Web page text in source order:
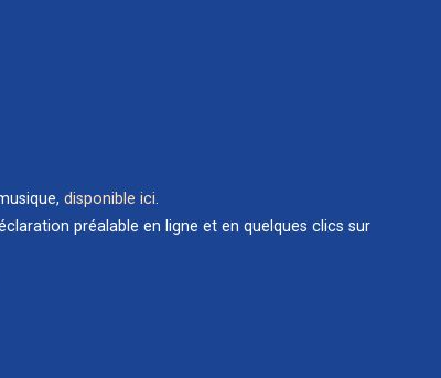
disponible ici.
préalable en ligne et en quelques clics sur